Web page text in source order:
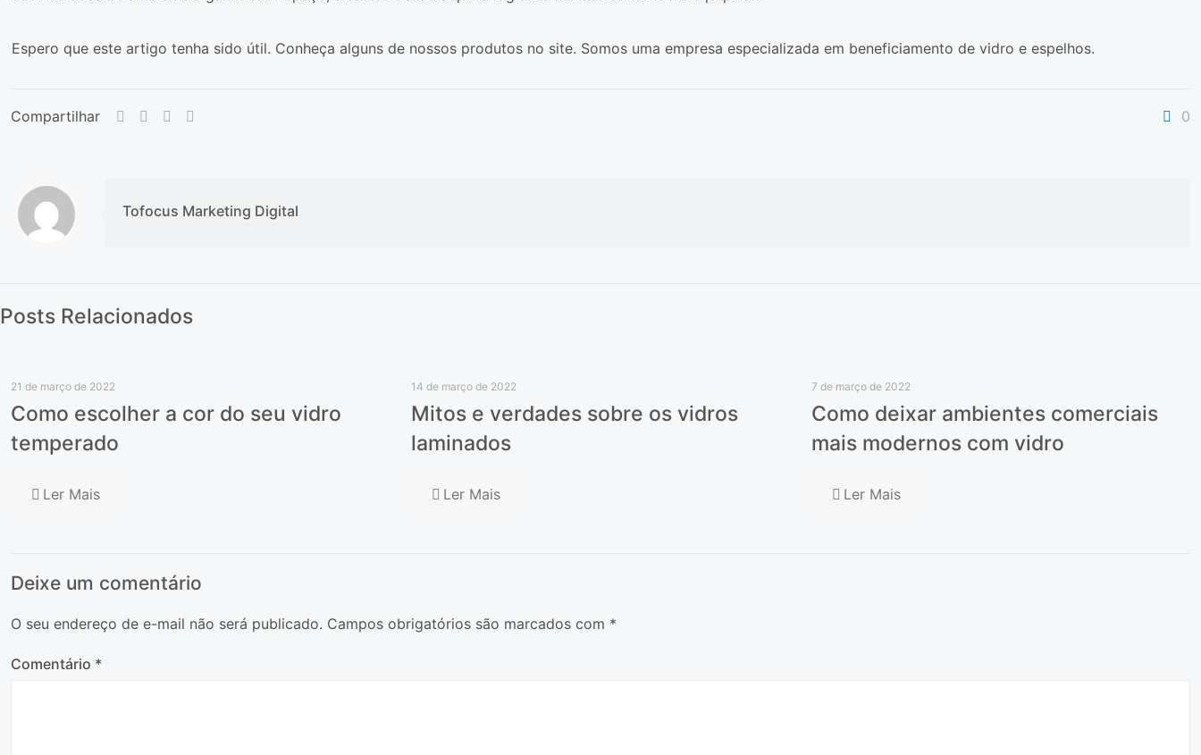
Espero que este artigo tenha sido útil. Conheça alguns de nossos produtos no site. Somos uma empresa especializada em beneficiamento de vidro e espelhos.
Compartilhar 0
Tofocus Marketing Digital
Posts Relacionados
21 de março de 2022
Como escolher a cor do seu vidro
temperado
Ler Mais
14 de março de 2022
Mitos e verdades sobre os vidros
laminados
Ler Mais
7 de março de 2022
Como deixar ambientes comerciais
mais modernos com vidro
Ler Mais
Deixe um comentário
O seu endereço de e-mail não será publicado. Campos obrigatórios são marcados com *
Comentário *